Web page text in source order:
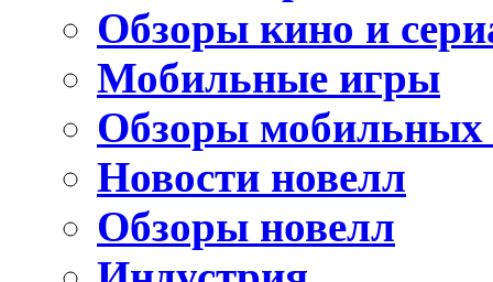
Обзоры кино и
Мобильные игры
Обзоры мобильных
Новости новелл
Обзоры новелл